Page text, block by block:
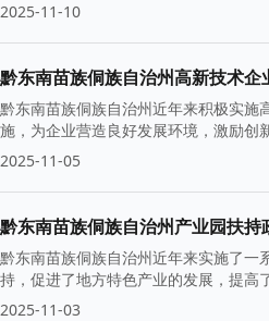
2025-11-10
黔东南苗族侗族自治州高新技术
黔东南苗族侗族自治州近年来积极实施
施，为企业营造良好发展环境，激励创
级。
2025-11-05
黔东南苗族侗族自治州产业园扶
黔东南苗族侗族自治州近年来实施了一
持，促进了地方特色产业的发展，提高
2025-11-03